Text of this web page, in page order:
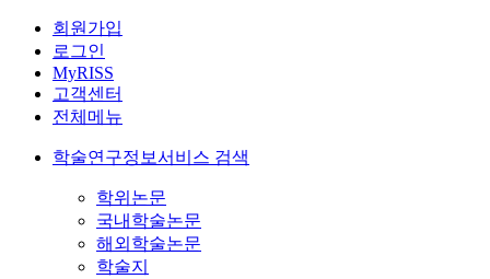
회원가입
로그인
MyRISS
고객센터
전체메뉴
학술연구정보서비스 검색
학위논문
국내학술논문
해외학술논문
학술지